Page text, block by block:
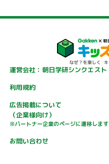
運営会社：朝日学研シンクエスト
利用規約
広告掲載について
（企業様向け）
※パートナー企業のページに遷移します
お問い合わせ